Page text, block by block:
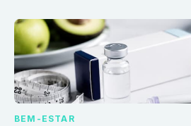
BEM-ESTAR